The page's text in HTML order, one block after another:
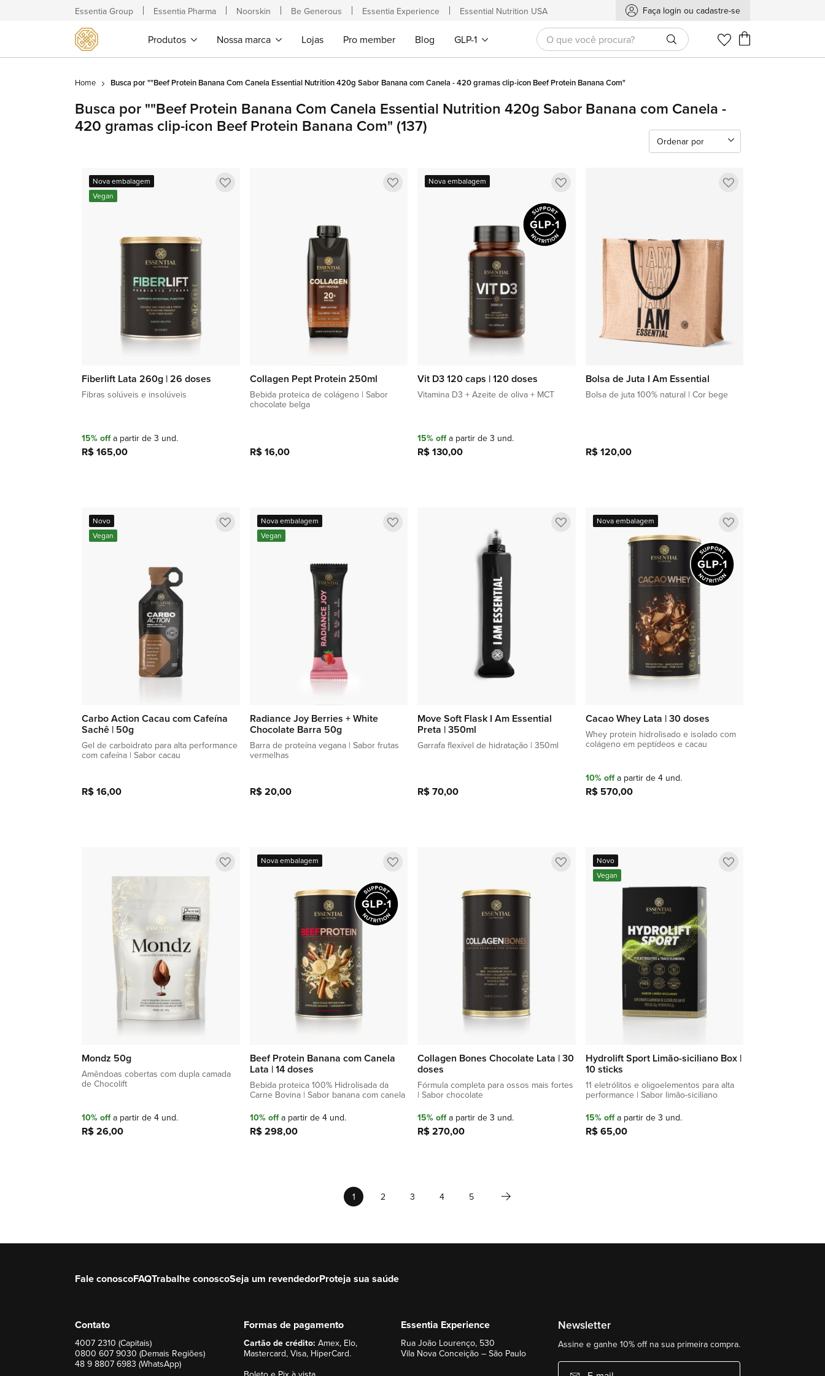
Produtos Nossa marca Lojas Pro member Blog GLP-1 Meu Carrinho
Home Busca por ""Beef Protein Banana Com Canela Essential Nutrition 420g Sabor Banana com Canela - 420 gramas clip-icon Beef Protein Banana Com"
Busca por ""Beef Protein Banana Com Canela Essential Nutrition 420g Sabor Banana com Canela -
420 gramas clip-icon Beef Protein Banana Com" (137)
Ordenar por
Adicionar
Nova embalagem
Vegan
Fiberlift Lata 260g | 26 doses
Fibras solúveis e insolúveis
15% offa partir de 3 und.
R$ 165,00
Adicionar
Collagen Pept Protein 250ml
Bebida proteica de colágeno | Sabor
chocolate belga
R$ 16,00
Adicionar
lista
de
Nova embalagem
Vit D3 120 caps | 120 doses
Vitamina D3 + Azeite de oliva + MCT
15% offa partir de 3 und.
R$ 130,00
Adicionar
Bolsa de Juta I Am Essential
Bolsa de juta 100% natural | Cor bege
R$ 120,00
Adicionar
Novo
Vegan
Carbo Action Cacau com Cafeína
Sachê | 50g
Gel de carboidrato para alta performance
com cafeína | Sabor cacau
R$ 16,00
Adicionar
Nova embalagem
Vegan
Radiance Joy Berries + White
Chocolate Barra 50g
Barra de proteína vegana | Sabor frutas
vermelhas
R$ 20,00
Adicionar
Move Soft Flask I Am Essential
Preta | 350ml
Garrafa flexível de hidratação | 350ml
R$ 70,00
Adicionar
lista
de
Nova embalagem
Cacao Whey Lata | 30 doses
Whey protein hidrolisado e isolado com
colágeno em peptídeos e cacau
10% offa partir de 4 und.
R$ 570,00
Adicionar
Mondz 50g
Amêndoas cobertas com dupla camada
de Chocolift
10% offa partir de 4 und.
R$ 26,00
Adicionar
lista
de
Nova embalagem
Beef Protein Banana com Canela
Lata | 14 doses
Bebida proteica 100% Hidrolisada da
Carne Bovina | Sabor banana com canela
10% offa partir de 4 und.
R$ 298,00
Adicionar à sacola
Adicionar
Collagen Bones Chocolate Lata | 30
doses
Fórmula completa para ossos mais fortes
| Sabor chocolate
15% offa partir de 3 und.
R$ 270,00
Adicionar
Novo
Vegan
Hydrolift Sport Limão-siciliano Box |
10 sticks
11 eletrólitos e oligoelementos para alta
performance | Sabor limão-siciliano
15% offa partir de 3 und.
R$ 65,00
PáginaVocê esta lendo a pagina
1 Página
2 Página
3 Página
4 Página
5 Página
Próximo
Contato
4007 2310 (Capitais)
0800 607 9030 (Demais Regiões)
48 9 8807 6983 (WhatsApp)
Formas de pagamento
Cartão de crédito: Amex, Elo,
Mastercard, Visa, HiperCard.
Essentia Experience
Rua João Lourenço, 530
Vila Nova Conceição – São Paulo
Newsletter
Assine e ganhe 10% off na sua primeira compra.
Fale conoscoFAQTrabalhe conoscoSeja um revendedorProteja sua saúde
Essentia Group Essentia Pharma Noorskin Be Generous Essentia Experience Essential Nutrition USA Faça login ou cadastre-se